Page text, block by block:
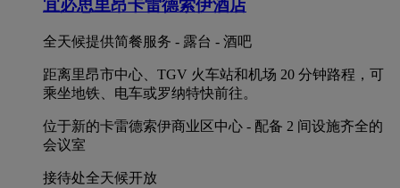
宜必思里昂卡雷德索伊酒店
全天候提供简餐服务 - 露台 - 酒吧
距离里昂市中心、TGV 火车站和机场 20 分钟路程，可
乘坐地铁、电车或罗纳特快前往。
位于新的卡雷德索伊商业区中心 - 配备 2 间设施齐全的
会议室
接待处全天候开放